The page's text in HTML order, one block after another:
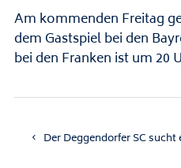
Am kommenden Freitag
dem Gastspiel bei den
bei den Franken ist um 20
Der Deggendorfer SC